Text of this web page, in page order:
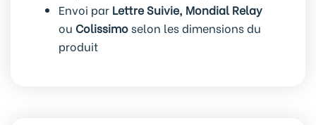
Envoi par Lettre Suivie, Mondial Relay
ou Colissimoselon les dimensions du
produit